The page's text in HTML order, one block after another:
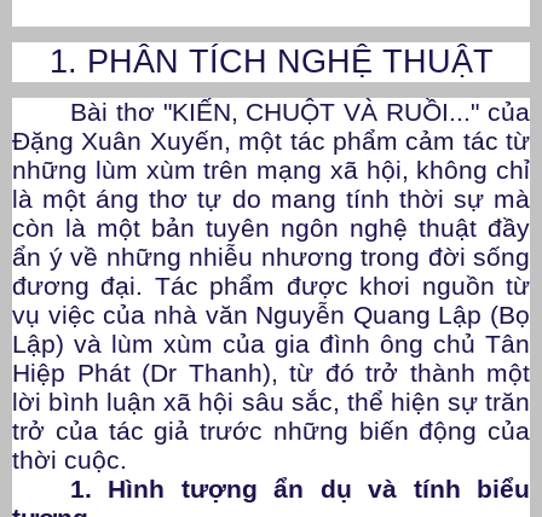
1. PHÂN TÍCH NGHỆ THUẬT
Bài thơ "KIẾN, CHUỘT VÀ RUỒI..." của
Đặng Xuân Xuyến, một tác phẩm cảm tác từ
những lùm xùm trên mạng xã hội, không chỉ
là một áng thơ tự do mang tính thời sự mà
còn là một bản tuyên ngôn nghệ thuật đầy
ẩn ý về những nhiễu nhương trong đời sống
đương đại. Tác phẩm được khơi nguồn từ
vụ việc của nhà văn Nguyễn Quang Lập (Bọ
Lập) và lùm xùm của gia đình ông chủ Tân
Hiệp Phát (Dr Thanh), từ đó trở thành một
lời bình luận xã hội sâu sắc, thể hiện sự trăn
trở của tác giả trước những biến động của
thời cuộc.
1. Hình tượng ẩn dụ và tính biểu